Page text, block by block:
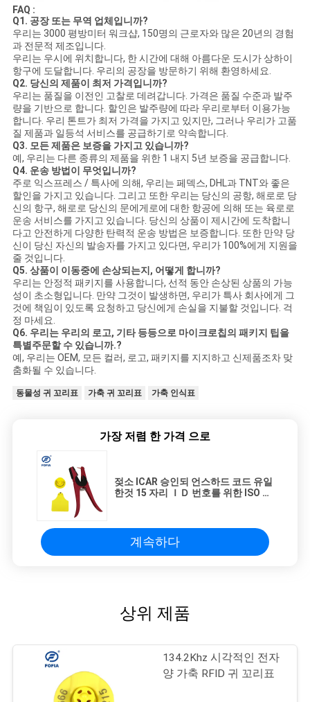
FAQ :
Q1. 공장 또는 무역 업체입니까?
우리는 3000 평방미터 워크샵, 150명의 근로자와 많은 20년의 경험
과 전문적 제조입니다.
우리는 우시에 위치합니다, 한 시간에 대해 아름다운 도시가 상하이
항구에 도달합니다. 우리의 공장을 방문하기 위해 환영하세요.
Q2. 당신의 제품이 최저 가격입니까?
우리는 품질을 이전인 고찰로 데려갑니다. 가격은 품질 수준과 발주
량을 기반으로 합니다. 할인은 발주량에 따라 우리로부터 이용가능
합니다. 우리 톤트가 최저 가격을 가지고 있지만, 그러나 우리가 고품
질 제품과 일등석 서비스를 공급하기로 약속합니다.
Q3. 모든 제품은 보증을 가지고 있습니까?
예, 우리는 다른 종류의 제품을 위한 1 내지 5년 보증을 공급합니다.
Q4. 운송 방법이 무엇입니까?
주로 익스프레스 / 특사에 의해, 우리는 페덱스, DHL과 TNT와 좋은
할인을 가지고 있습니다. 그리고 또한 우리는 당신의 공항, 해로로 당
신의 항구, 해로로 당신의 문에게로에 대한 항공에 의해 또는 육로로
운송 서비스를 가지고 있습니다. 당신의 상품이 제시간에 도착합니
다고 안전하게 다양한 탄력적 운송 방법은 보증합니다. 또한 만약 당
신이 당신 자신의 발송자를 가지고 있다면, 우리가 100%에게 지원을
줄 것입니다.
Q5. 상품이 이동중에 손상되는지, 어떻게 합니까?
우리는 안정적 패키지를 사용합니다, 선적 동안 손상된 상품의 가능
성이 초소형입니다. 만약 그것이 발생하면, 우리가 특사 회사에게 그
것에 책임이 있도록 요청하고 당신에게 손실을 지불할 것입니다. 걱
정 마세요.
Q6. 우리는 우리의 로고, 기타 등등으로 마이크로칩의 패키지 팁을
특별주문할 수 있습니까.?
예, 우리는 OEM, 모든 컬러, 로고, 패키지를 지지하고 신제품조차 맞
춤화될 수 있습니다.
동물성 귀 꼬리표 가축 귀 꼬리표 가축 인식표
가장 저렴 한 가격 으로
젖소 ICAR 승인되 언스하드 코드 유일
한것 15 자리 ＩＤ 번호를 위한 ISO 현
계속하다
상위 제품
134.2Khz 시각적인 전자
양 가축 RFID 귀 꼬리표